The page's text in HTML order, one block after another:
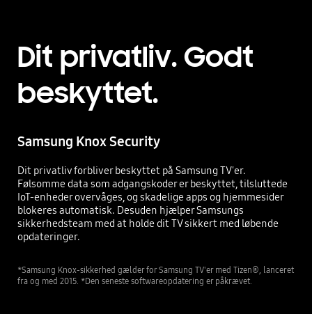
Dit privatliv. Godt
beskyttet.
Samsung Knox Security
Dit privatliv forbliver beskyttet på Samsung TV'er.
Følsomme data som adgangskoder er beskyttet, tilsluttede
IoT-enheder overvåges, og skadelige apps og hjemmesider
blokeres automatisk. Desuden hjælper Samsungs
sikkerhedsteam med at holde dit TV sikkert med løbende
opdateringer.
*Samsung Knox-sikkerhed gælder for Samsung TV'er med Tizen®, lanceret
fra og med 2015. *Den seneste softwareopdatering er påkrævet.